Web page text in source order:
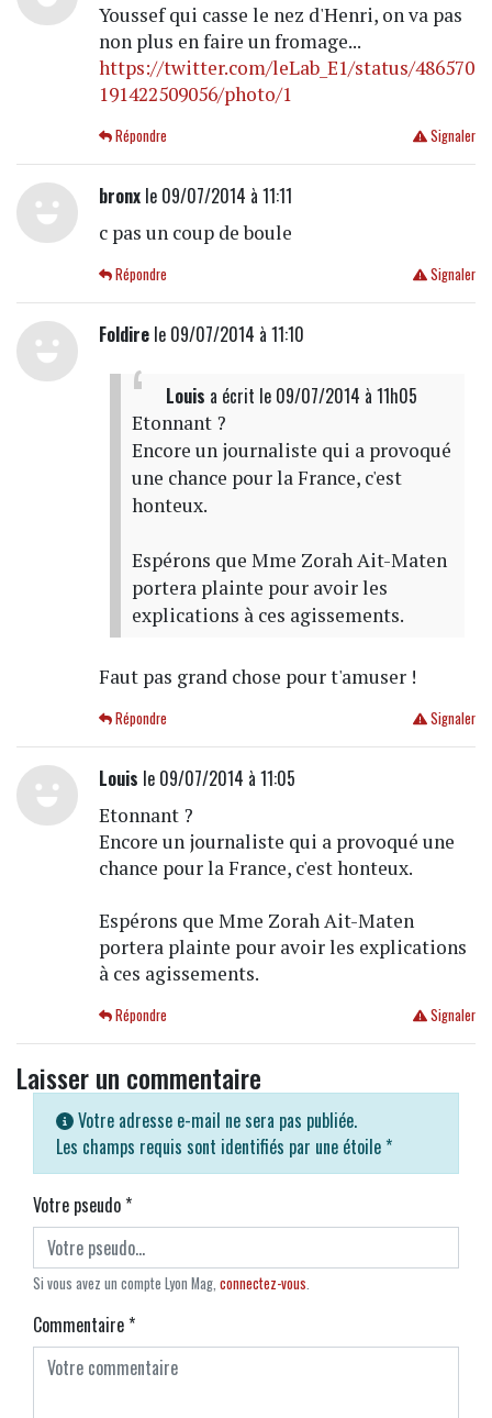
Youssef qui casse le nez d'Henri, on va pas
non plus en faire un fromage...
https://twitter.com/leLab_E1/status/486570
191422509056/photo/1
Signaler
Répondre
bronxle 09/07/2014 à 11:11
c pas un coup de boule
Signaler
Répondre
Foldirele 09/07/2014 à 11:10
Louis a écrit le 09/07/2014 à 11h05
Etonnant ?
Encore un journaliste qui a provoqué
une chance pour la France, c'est
honteux.
Espérons que Mme Zorah Ait-Maten
portera plainte pour avoir les
explications à ces agissements.
Faut pas grand chose pour t'amuser !
Signaler
Répondre
Louis le 09/07/2014 à 11:05
Etonnant ?
Encore un journaliste qui a provoqué une
chance pour la France, c'est honteux.
Espérons que Mme Zorah Ait-Maten
portera plainte pour avoir les explications
à ces agissements.
Signaler
Répondre
Laisser un commentaire
Votre adresse e-mail ne sera pas publiée.
Les champs requis sont identifiés par une étoile *
Votre pseudo*
Si vous avez un compte Lyon Mag, connectez-vous.
Commentaire*